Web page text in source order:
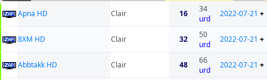
Apna HD Clair 16
34
urd
2022-07-21 +
8XM HD Clair 32
50
urd
2022-07-21 +
Abbtakk HD Clair 48
66
urd
2022-07-21 +